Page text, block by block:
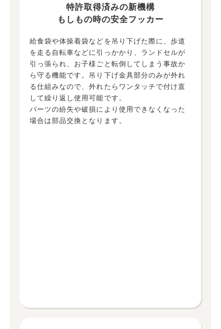
特許取得済みの新機構
もしもの時の安全フッカー
給食袋や体操着袋などを吊り下げた際に、歩道
を走る自転車などに引っかかり、ランドセルが
引っ張られ、お子様ごと転倒してしまう事故か
ら守る機能です。吊り下げ金具部分のみが外れ
る仕組みなので、外れたらワンタッチで付け直
して繰り返し使用可能です。
パーツの紛失や破損により使用できなくなった
場合は部品交換となります。